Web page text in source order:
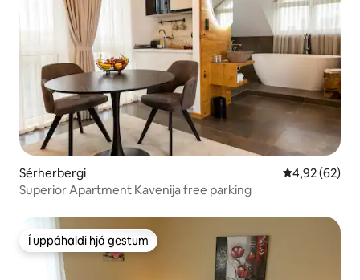
Sérherbergi 4,92 af 5 í
4,92 (62)
Superior Apartment Kavenija free parking
Í uppáhaldi hjá gestum
Í uppáhaldi hjá gestum